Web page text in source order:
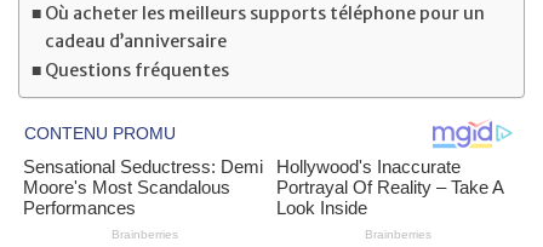
Où acheter les meilleurs supports téléphone pour un
cadeau d’anniversaire
Questions fréquentes